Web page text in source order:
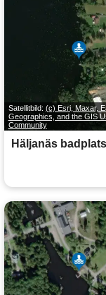
Satellitbild: (c) Esri, Maxar,
Geographics, and the GIS
Community
Häljanäs badplats